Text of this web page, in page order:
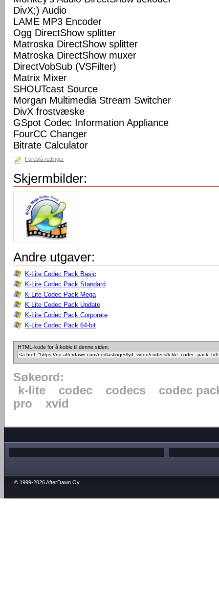
DivX;) Audio
LAME MP3 Encoder
Ogg DirectShow splitter
Matroska DirectShow splitter
Matroska DirectShow muxer
DirectVobSub (VSFilter)
Matrix Mixer
SHOUTcast Source
Morgan Multimedia Stream Switcher
DivX frostvæske
GSpot Codec Information Appliance
FourCC Changer
Bitrate Calculator
Foreslå rettinger
Skjermbilder:
Andre utgaver:
K-Lite Codec Pack Basic
K-Lite Codec Pack Standard
K-Lite Codec Pack Mega
K-Lite Codec Pack Update
K-Lite Codec Pack Corporate
K-Lite Codec Pack 64-bit
HTML-kode for å koble til denne siden:
Søkeord:
k-lite
codec codecs
codec
pro
xvid
© 1999-2026 AfterDawn Oy